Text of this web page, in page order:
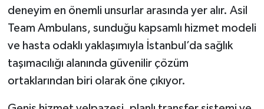
deneyim en önemli unsurlar arasında yer alır. Asil
Team Ambulans, sunduğu kapsamlı hizmet modeli
ve hasta odaklı yaklaşımıyla İstanbul’da sağlık
taşımacılığı alanında güvenilir çözüm
ortaklarından biri olarak öne çıkıyor.